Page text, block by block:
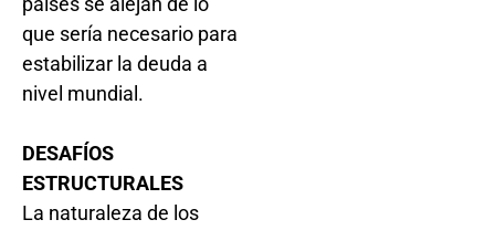
que sería necesario para
estabilizar la deuda a
nivel mundial.
DESAFÍOS
ESTRUCTURALES
La naturaleza de los